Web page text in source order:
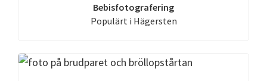
Bebisfotografering
Populärt i Hägersten